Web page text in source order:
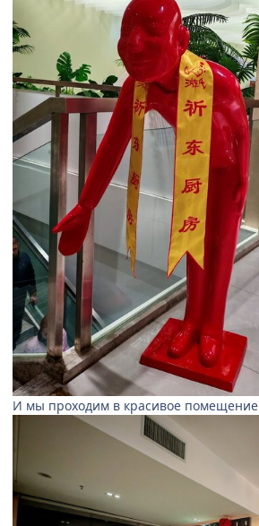
И мы проходим в красивое помещение